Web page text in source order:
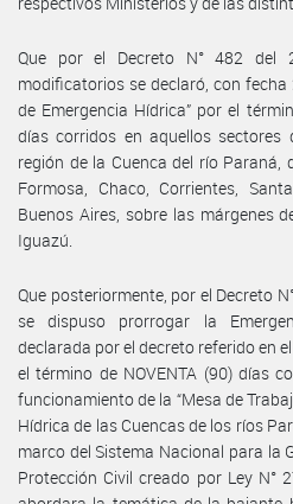
Que por el Decreto N° 482
modificatorios se declaró, con fecha
de Emergencia Hídrica” por el
días corridos en aquellos
región de la Cuenca del río
Formosa, Chaco, Corrientes,
Buenos Aires, sobre las márgenes
Iguazú.
Que posteriormente, por el Decreto
se dispuso prorrogar la
declarada por el decreto referido en
el término de NOVENTA (90) días
funcionamiento de la “Mesa de
Hídrica de las Cuencas de los ríos
marco del Sistema Nacional para la
Protección Civil creado por Ley N°